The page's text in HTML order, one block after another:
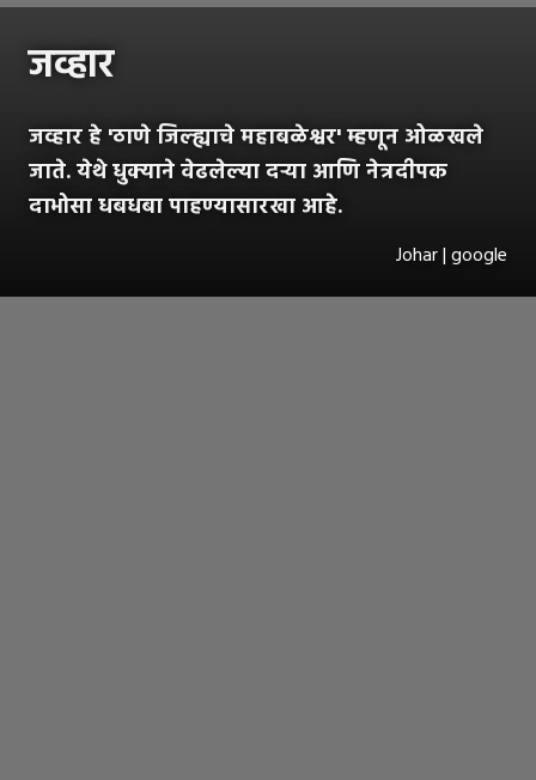
जव्हार
जव्हार हे 'ठाणे जिल्ह्याचे महाबळेश्वर' म्हणून ओळखले
जाते. येथे धुक्याने वेढलेल्या दऱ्या आणि नेत्रदीपक
दाभोसा धबधबा पाहण्यासारखा आहे.
Johar | google